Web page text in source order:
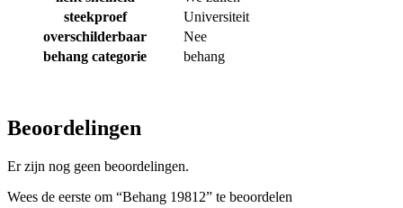
steekproef
Universiteit
overschilderbaar
Nee
behang categorie
behang
Beoordelingen
Er zijn nog geen beoordelingen.
Wees de eerste om “Behang 19812” te beoordelen